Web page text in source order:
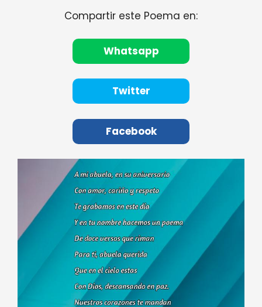
Compartir este Poema en:
Whatsapp
Twitter
Facebook